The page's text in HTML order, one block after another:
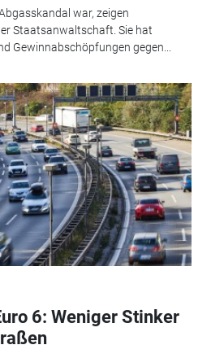
war, zeigen
Staatsanwaltschaft. Sie hat
Gewinnabschöpfungen gegen...
6: Weniger Stinker